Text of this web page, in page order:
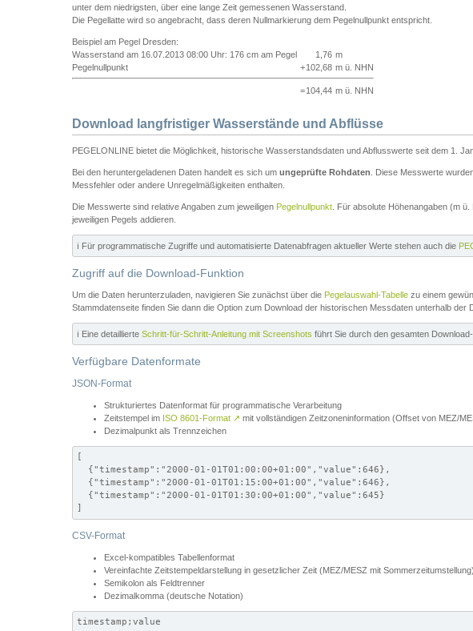
unter dem niedrigsten, über eine lange Zeit gemessenen Wasserstand.
Die Pegellatte wird so angebracht, dass deren Nullmarkierung dem Pegelnullpunkt entspricht.
Beispiel am Pegel Dresden:
Wasserstand am 16.07.2013 08:00 Uhr: 176 cm am Pegel
1,76 m
Pegelnullpunkt
+102,68 m ü. NHN
=104,44 m ü. NHN
Download langfristiger Wasserstände und Abflüsse
PEGELONLINE bietet die Möglichkeit, historische Wasserstandsdaten und Abflusswerte seit dem 1.
Bei den heruntergeladenen Daten handelt es sich um ungeprüfte Rohdaten . Diese Messwerte
Messfehler oder andere Unregelmäßigkeiten enthalten.
Die Messwerte sind relative Angaben zum jeweiligen Pegelnullpunkt . Für absolute Höhenangaben (m
jeweiligen Pegels addieren.
ℹ️ Für programmatische Zugriffe und automatisierte Datenabfragen aktueller Werte stehen auch die
Zugriff auf die Download-Funktion
Um die Daten herunterzuladen, navigieren Sie zunächst über die Pegelauswahl-Tabelle zu einem
Stammdatenseite finden Sie dann die Option zum Download der historischen Messdaten unterhalb der
ℹ️ Eine detaillierte Schritt-für-Schritt-Anleitung mit Screenshots führt Sie durch den gesamten
Verfügbare Datenformate
JSON-Format
Strukturiertes Datenformat für programmatische Verarbeitung
Zeitstempel im ISO 8601-Format ↗ mit vollständigen Zeitzoneninformation (Offset von MEZ/
Dezimalpunkt als Trennzeichen
[
  {"timestamp":"2000-01-01T01:00:00+01:00","value":646},
  {"timestamp":"2000-01-01T01:15:00+01:00","value":646},
  {"timestamp":"2000-01-01T01:30:00+01:00","value":645}
]
CSV-Format
Excel-kompatibles Tabellenformat
Vereinfachte Zeitstempeldarstellung in gesetzlicher Zeit (MEZ/MESZ mit Sommerzeitumstellung)
Semikolon als Feldtrenner
Dezimalkomma (deutsche Notation)
timestamp;value